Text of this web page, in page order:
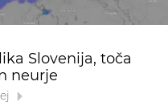
Slovenija, toča
neurje